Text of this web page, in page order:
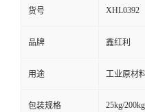
货号 XHL0392
品牌 鑫红利
用途 工业原材
包装规格 25kg/